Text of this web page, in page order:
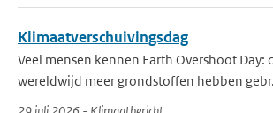
Klimaatverschuivingsdag
Veel mensen kennen Earth Overshoot Day:
wereldwijd meer grondstoffen hebben